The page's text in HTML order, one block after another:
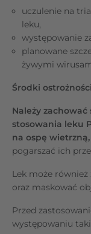
uczulenie na
leku,
występowanie
planowane
żywymi
Środki
Należy zachować
stosowania leku
na ospę
pogarszać ich
Lek może
oraz maskować
Przed
występowaniu